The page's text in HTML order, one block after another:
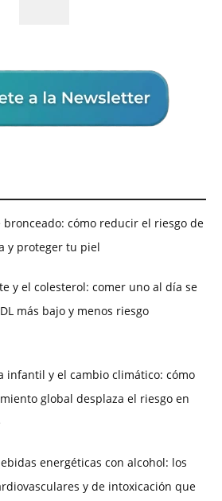
bronceado: cómo reducir el riesgo de
y proteger tu piel
y el colesterol: comer uno al día se
más bajo y menos riesgo
infantil y el cambio climático: cómo
global desplaza el riesgo en
energéticas con alcohol: los
y de intoxicación que